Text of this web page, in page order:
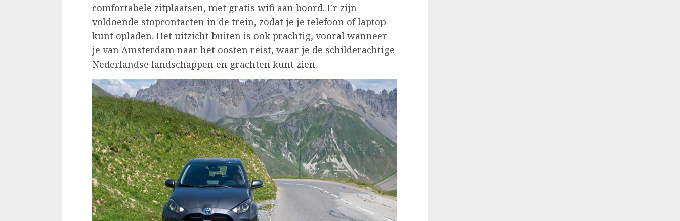
comfortabele zitplaatsen, met gratis wifi aan boord. Er zijn
voldoende stopcontacten in de trein, zodat je je telefoon of laptop
kunt opladen. Het uitzicht buiten is ook prachtig, vooral wanneer
je van Amsterdam naar het oosten reist, waar je de schilderachtige
Nederlandse landschappen en grachten kunt zien.